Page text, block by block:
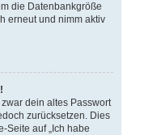
die Datenbankgröße
erneut und nimm aktiv
dein altes Passwort
zurücksetzen. Dies
Seite auf „Ich habe